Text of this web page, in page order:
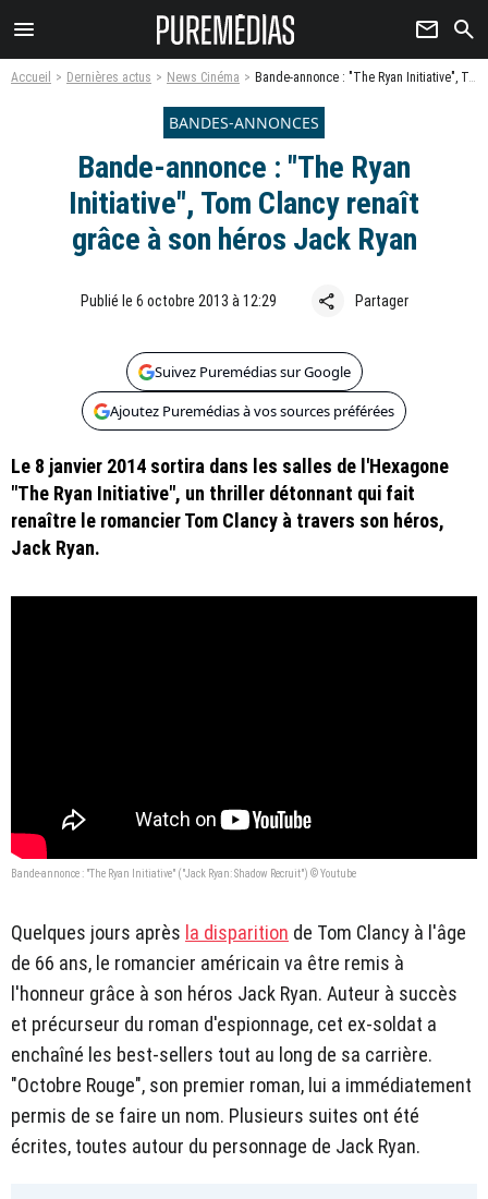
menu newsletter search
Accueil Dernières actus News Cinéma Bande-annonce : "The Ryan Initiative", Tom Clancy renaît grâce à son héros Jack Ryan
BANDES-ANNONCES
Bande-annonce : "The Ryan
Initiative", Tom Clancy renaît
grâce à son héros Jack Ryan
Publié le 6 octobre 2013 à 12:29 share Partager
Suivez Puremédias sur Google
Ajoutez Puremédias à vos sources préférées
Le 8 janvier 2014 sortira dans les salles de l'Hexagone
"The Ryan Initiative", un thriller détonnant qui fait
renaître le romancier Tom Clancy à travers son héros,
Jack Ryan.
Bande-annonce : "The Ryan Initiative" ("Jack Ryan: Shadow Recruit") © Youtube
Quelques jours après la disparition de Tom Clancy à l'âge
de 66 ans, le romancier américain va être remis à
l'honneur grâce à son héros Jack Ryan. Auteur à succès
et précurseur du roman d'espionnage, cet ex-soldat a
enchaîné les best-sellers tout au long de sa carrière.
"Octobre Rouge", son premier roman, lui a immédiatement
permis de se faire un nom. Plusieurs suites ont été
écrites, toutes autour du personnage de Jack Ryan.